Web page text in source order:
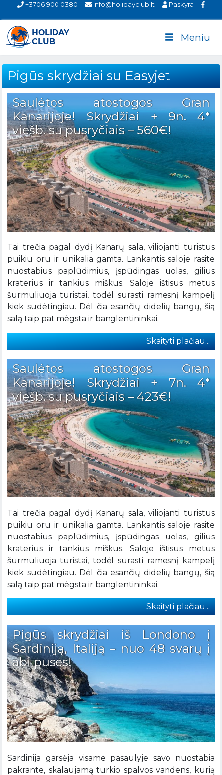
+3706 900 0380 info@holidayclub.lt Paskyra
Meniu
Pigūs skrydžiai su Easyjet
Saulėtos atostogos Gran
Kanarijoje! Skrydžiai + 9n. 4*
viešb. su pusryčiais – 560€!
Tai trečia pagal dydį Kanarų sala, viliojanti turistus
puikiu oru ir unikalia gamta. Lankantis saloje rasite
nuostabius paplūdimius, įspūdingas uolas, gilius
kraterius ir tankius miškus. Saloje ištisus metus
šurmuliuoja turistai, todėl surasti ramesnį kampelį
kiek sudėtingiau. Dėl čia esančių didelių bangų, šią
salą taip pat mėgsta ir banglentininkai.
Skaityti plačiau...
Saulėtos atostogos Gran
Kanarijoje! Skrydžiai + 7n. 4*
viešb. su pusryčiais – 423€!
Tai trečia pagal dydį Kanarų sala, viliojanti turistus
puikiu oru ir unikalia gamta. Lankantis saloje rasite
nuostabius paplūdimius, įspūdingas uolas, gilius
kraterius ir tankius miškus. Saloje ištisus metus
šurmuliuoja turistai, todėl surasti ramesnį kampelį
kiek sudėtingiau. Dėl čia esančių didelių bangų, šią
salą taip pat mėgsta ir banglentininkai.
Skaityti plačiau...
Pigūs skrydžiai iš Londono į
Sardiniją, Italiją – nuo 48 svarų į
abi puses!
Sardinija garsėja visame pasaulyje savo nuostabia
pakrante, skalaujamą turkio spalvos vandens, kurią